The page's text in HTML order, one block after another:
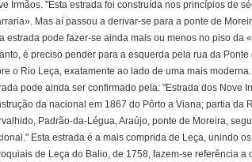
Irmãos. "Esta estrada foi construída nos princípios de
Mas aí passou a derivar-se para a ponte de
estrada pode fazer-se ainda mais ou menos no piso da
é preciso pender para a esquerda pela rua da
o Rio Leça, exatamente ao lado de uma mais
pode ainda ser confirmado pela: "Estrada dos Nove
da nacional em 1867 do Pôrto a Viana; partia da
Padrão-da-Légua, Araújo, ponte de Moreira,
Esta estrada é a mais comprida de Leça, unindo
de Leça do Balio, de 1758, fazem-se referência a